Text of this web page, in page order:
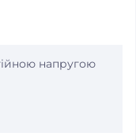
напругою